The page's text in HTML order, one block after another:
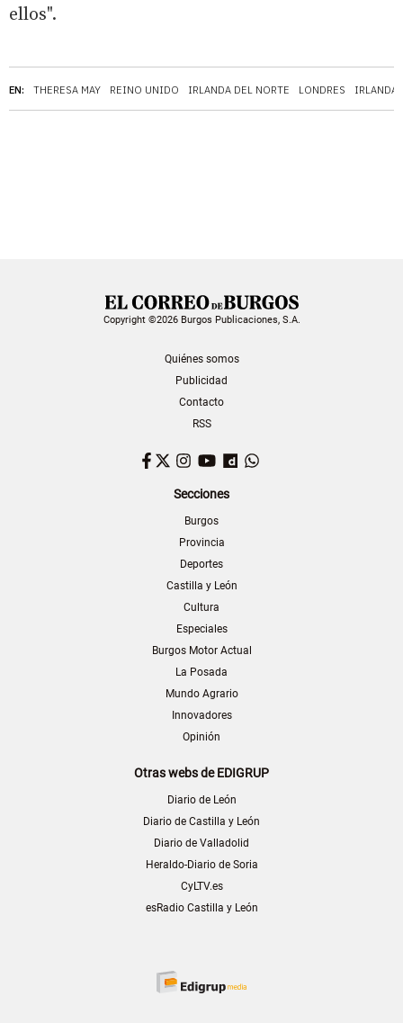
EN: THERESA MAY REINO UNIDO IRLANDA DEL NORTE LONDRES IRLANDA
ellos".
Copyright ©2026 Burgos Publicaciones, S.A.
Quiénes somos
Publicidad
Contacto
RSS
Facebook
TwitterInstagram
YouTubeDailymotion
Secciones
Burgos
Provincia
Deportes
Castilla y León
Cultura
Especiales
Burgos Motor Actual
La Posada
Mundo Agrario
Innovadores
Opinión
Otras webs de EDIGRUP
Diario de León
Diario de Castilla y León
Diario de Valladolid
Heraldo-Diario de Soria
CyLTV.es
esRadio Castilla y León